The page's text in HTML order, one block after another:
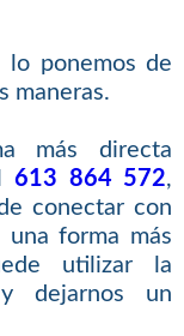
lo ponemos de
maneras.
más directa
613 864 572,
conectar con
forma más
utilizar la
dejarnos un